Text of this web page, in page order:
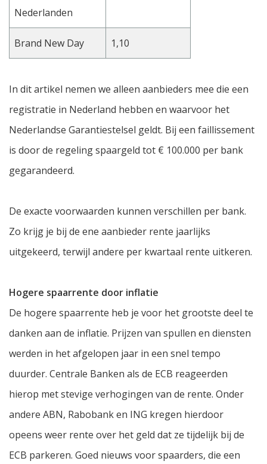
Nederlanden
Brand New Day 1,10
In dit artikel nemen we alleen aanbieders mee die een
registratie in Nederland hebben en waarvoor het
Nederlandse Garantiestelsel geldt. Bij een faillissement
is door de regeling spaargeld tot € 100.000 per bank
gegarandeerd.
De exacte voorwaarden kunnen verschillen per bank.
Zo krijg je bij de ene aanbieder rente jaarlijks
uitgekeerd, terwijl andere per kwartaal rente uitkeren.
Hogere spaarrente door inflatie
De hogere spaarrente heb je voor het grootste deel te
danken aan de inflatie. Prijzen van spullen en diensten
werden in het afgelopen jaar in een snel tempo
duurder. Centrale Banken als de ECB reageerden
hierop met stevige verhogingen van de rente. Onder
andere ABN, Rabobank en ING kregen hierdoor
opeens weer rente over het geld dat ze tijdelijk bij de
ECB parkeren. Goed nieuws voor spaarders, die een